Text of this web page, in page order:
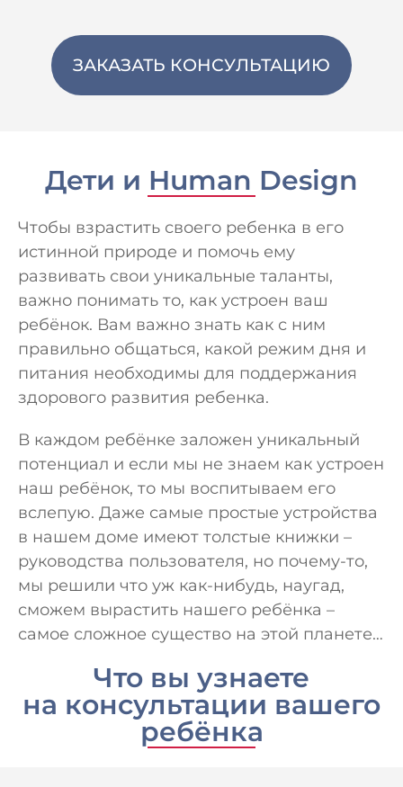
ЗАКАЗАТЬ КОНСУЛЬТАЦИЮ
Дети и Human Design
Чтобы взрастить своего ребенка в его
истинной природе и помочь ему
развивать свои уникальные таланты,
важно понимать то, как устроен ваш
ребёнок. Вам важно знать как с ним
правильно общаться, какой режим дня и
питания необходимы для поддержания
здорового развития ребенка.
В каждом ребёнке заложен уникальный
потенциал и если мы не знаем как устроен
наш ребёнок, то мы воспитываем его
вслепую. Даже самые простые устройства
в нашем доме имеют толстые книжки –
руководства пользователя, но почему-то,
мы решили что уж как-нибудь, наугад,
сможем вырастить нашего ребёнка –
самое сложное существо на этой планете…
Что вы узнаете
на консультации вашего
ребёнка